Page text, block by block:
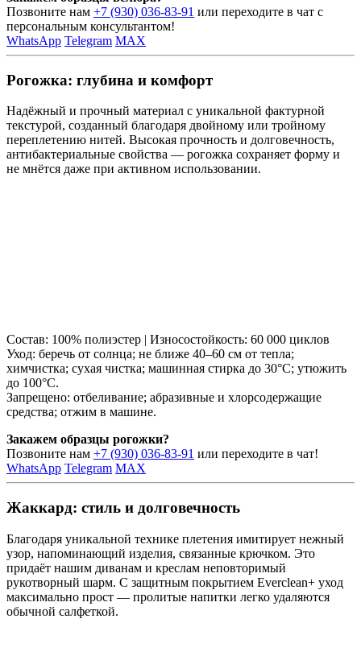
Позвоните нам +7 (930) 036-83-91 или переходите в чат с
персональным консультантом!
WhatsApp Telegram MAX
Рогожка: глубина и комфорт
Надёжный и прочный материал с уникальной фактурной
текстурой, созданный благодаря двойному или тройному
переплетению нитей. Высокая прочность и долговечность,
антибактериальные свойства — рогожка сохраняет форму и
не мнётся даже при активном использовании.
Состав: 100% полиэстер | Износостойкость: 60 000 циклов
Уход: беречь от солнца; не ближе 40–60 см от тепла;
химчистка; сухая чистка; машинная стирка до 30°C; утюжить
до 100°C.
Запрещено: отбеливание; абразивные и хлорсодержащие
средства; отжим в машине.
Закажем образцы рогожки?
Позвоните нам +7 (930) 036-83-91 или переходите в чат!
WhatsApp Telegram MAX
Жаккард: стиль и долговечность
Благодаря уникальной технике плетения имитирует нежный
узор, напоминающий изделия, связанные крючком. Это
придаёт нашим диванам и креслам неповторимый
рукотворный шарм. С защитным покрытием Everclean+ уход
максимально прост — пролитые напитки легко удаляются
обычной салфеткой.